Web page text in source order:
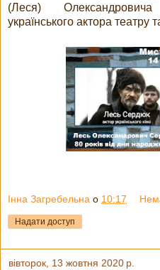
(Леся)
українського актора театру
Інна Загребельна о 10:17
Надати доступ
вівторок, 13 жовтня 2020 р.